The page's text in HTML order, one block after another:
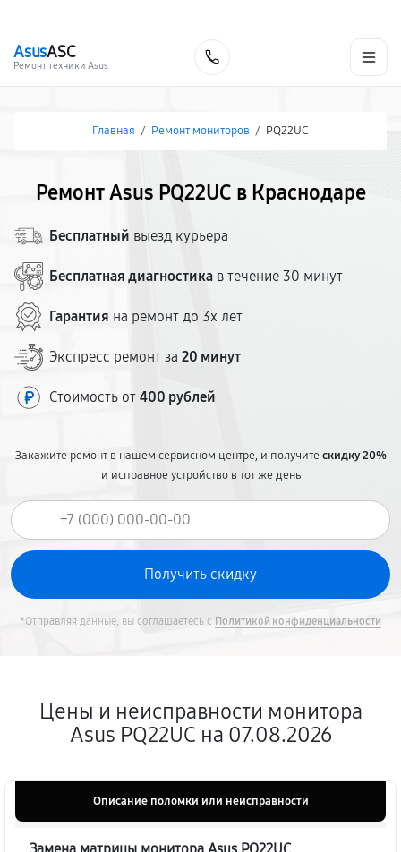
AsusASC
Ремонт техники Asus
Главная / Ремонт мониторов / PQ22UC
Ремонт Asus PQ22UC в Краснодаре
Бесплатный выезд курьера
Бесплатная диагностика в течение 30 минут
Гарантия на ремонт до 3х лет
Экспресс ремонт за 20 минут
Стоимость от 400 рублей
Закажите ремонт в нашем сервисном центре, и получитескидку 20%
и исправное устройство в тот же день
*Отправляя данные, вы соглашаетесь с Политикой конфиденциальности
Цены и неисправности монитора
Asus PQ22UC на 07.08.2026
Описание поломки или неисправности